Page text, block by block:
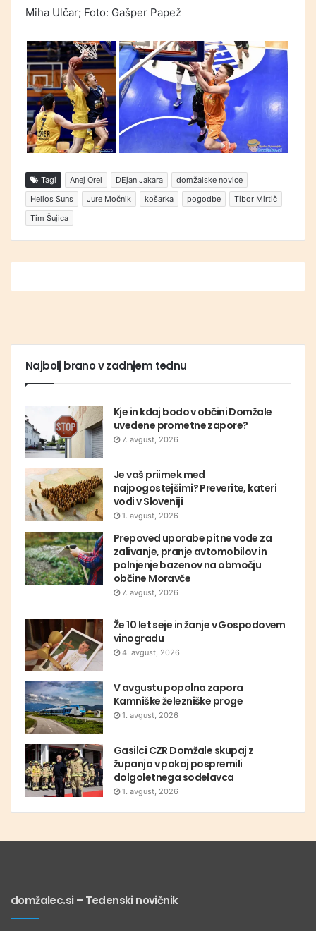
Miha Ulčar; Foto: Gašper Papež
Tagi Anej Orel DEjan Jakara
domžalske novice
Helios Suns
Jure Močnik košarka pogodbe
Tibor Mirtič
Tim Šujica
Najbolj brano v zadnjem tednu
Kje in kdaj bodo v občini Domžale
uvedene prometne zapore?
7. avgust, 2026
Je vaš priimek med
najpogostejšimi? Preverite, kateri
vodi v Sloveniji
1. avgust, 2026
Prepoved uporabe pitne vode za
zalivanje, pranje avtomobilov in
polnjenje bazenov na območju
občine Moravče
7. avgust, 2026
Že 10 let seje in žanje v Gospodovem
vinogradu
4. avgust, 2026
V avgustu popolna zapora
Kamniške železniške proge
1. avgust, 2026
Gasilci CZR Domžale skupaj z
županjo v pokoj pospremili
dolgoletnega sodelavca
1. avgust, 2026
domžalec.si – Tedenski novičnik